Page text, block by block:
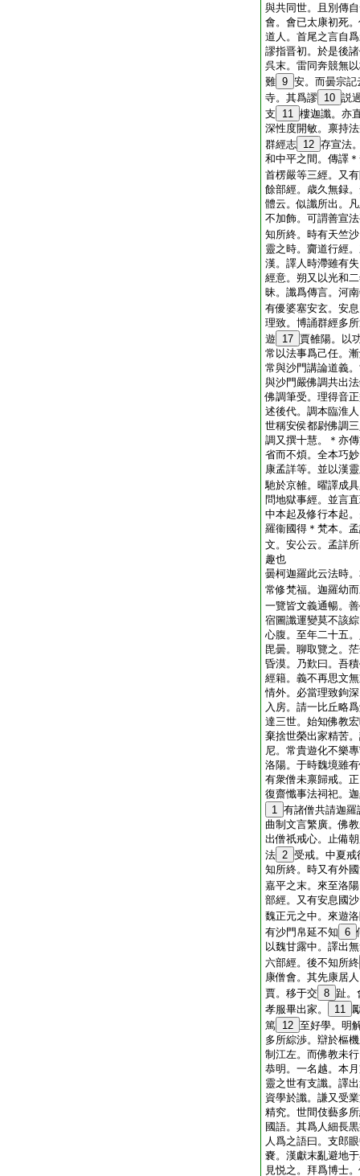
與共同世。且別傳
會。會已太康初死
道人。首尾之言自
謬指晋初。於是後
呉末。雷同奔競無
難 9 安。而曇宗記
寺。其爲謬
10 説
支
11 樓迦讖。亦
深性度開敏。禀持
群經志 12 存宣法
和中平之間。傳譯
首楞嚴等三經。又
餘部經。歳久無録
體云。似讖所出。
不加飾。可謂善宣
知所終。時有天竺
靈之時。齎道行經
漢。譯人時滯雖有
經意。朔又以光和
昧。讖爲傳言。河
有優婆塞安玄。安
理致。博誦群經多
遊 17 賈雒陽。以
常以法事爲己任。
常與沙門講論道義
與沙門嚴佛調共出
佛調筆受。理得音
述後代。調本臨淮
世稱安侯都尉佛調
調又撰十慧。＊亦
省而不煩。全本巧
康孟詳等。並以漢
馳於京雒。曜譯成
問地獄事經。並言
中本起及修行本起
羅衞國得＊梵本。
文。安公云。孟詳
趣也
曇柯迦羅此云法時
常修梵福。迦羅幼
一覽皆文義通暢。
宿圖讖運變莫不該
心腹。至年二十五
毘曇。聊取覽之。
昏漠。乃歎曰。吾
經籍。義不再思文
情外。必當理致鉤
入房。請一比丘略
達三世。始知佛教
棄捨世榮出家精苦
尼。常貴遊化不樂
洛陽。于時魏境雖
有衆僧未禀歸戒。
復齋懺事法祠祀。
1 有諸僧共請迦
曲制文言繁廣。佛
出僧祇戒心。止備
法 2 受戒。中夏戒
知所終。時又有外
嘉平之末。來至洛
部經。又有安息國
魏正元之中。來遊
有沙門帛延不知 6
以魏甘露中。譯出
六部經。後不知所終
康僧會。其先康居
賈。移于交 8 趾。
孝服畢出家。
11
篤 12 至好學。明
多所綜渉。辯於樞
制江左。而佛教未
恭明。一名越。本
靈之世有支讖。譯
資學於讖。謙又受
精究。世間伎藝多
國語。其爲人細長
人爲之語曰。支郎
嚢。漢獻末亂避地
見悦之。拜爲博士